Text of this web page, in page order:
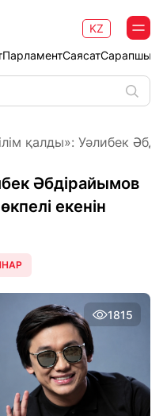
ПарламентСаясат
KZ
қалды»: Уәлибек
Әбдірайымов
екенін
1815